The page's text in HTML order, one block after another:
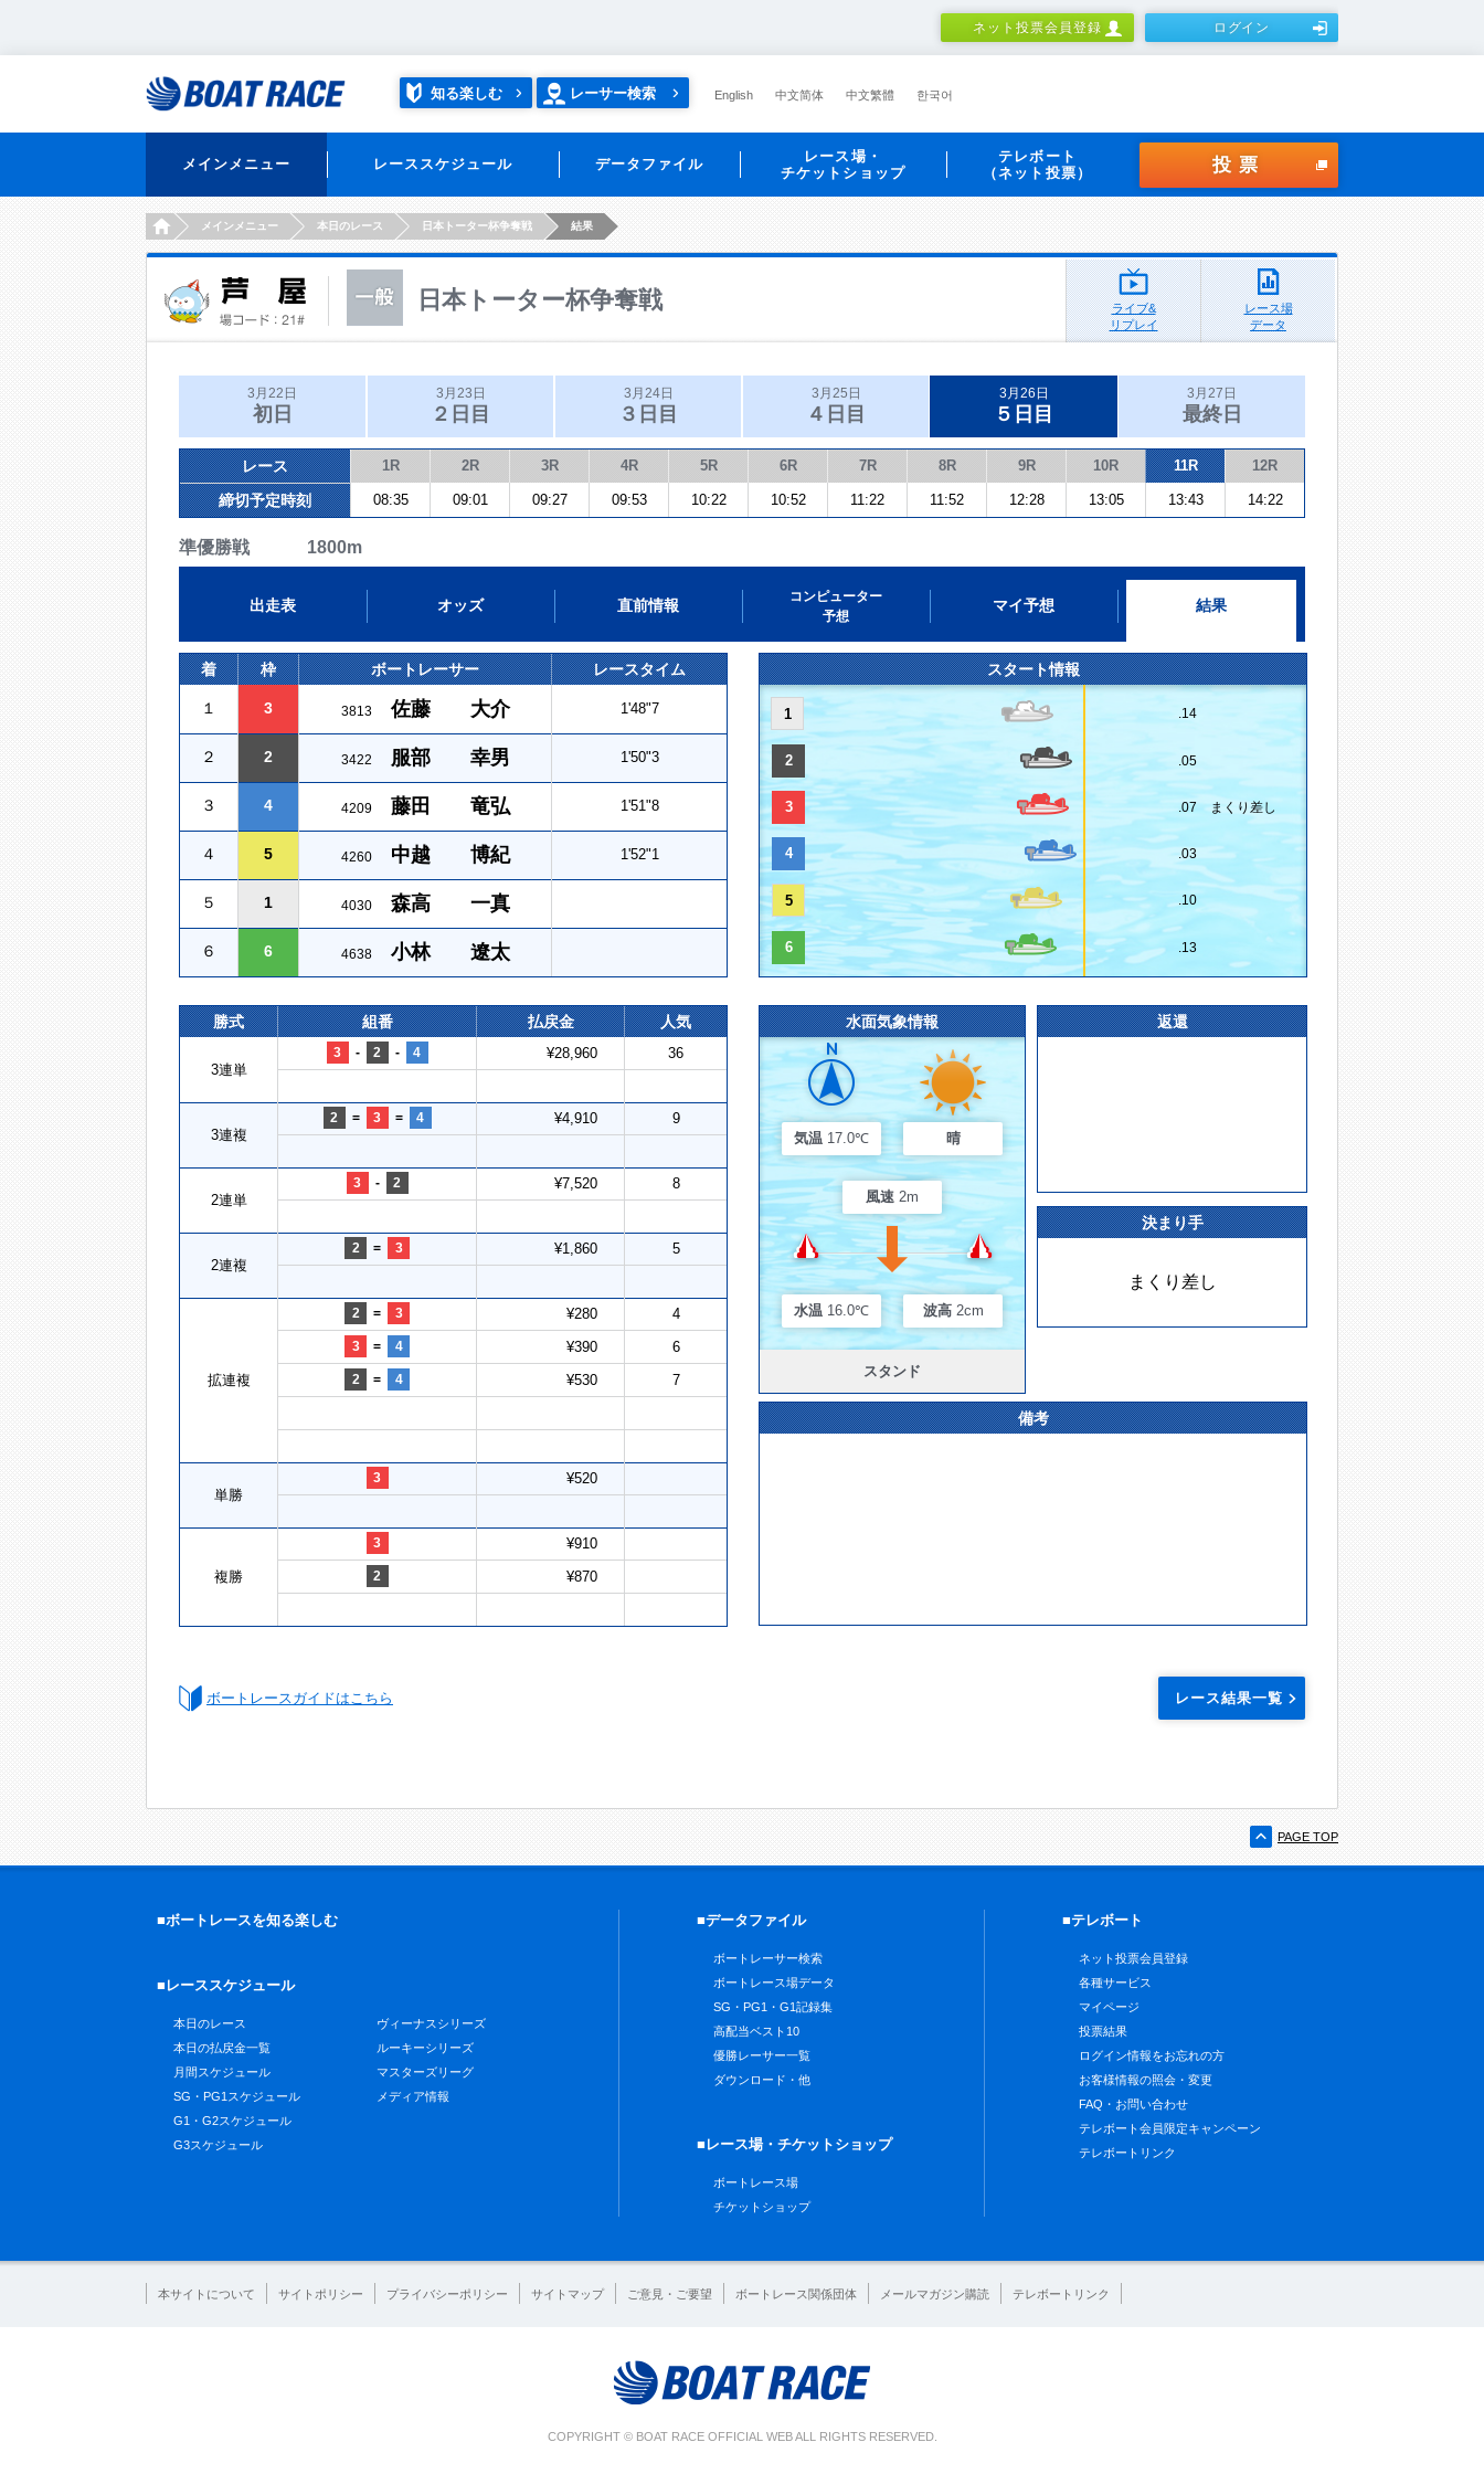
ネット投票会員登録 ログイン
知る楽しむ レーサー検索 English 中文简体 中文繁體 한국어
メインメニュー レーススケジュール データファイル
レース場・
チケットショップ
テレボート
（ネット投票）
投票
HOMEメインメニュー 本日のレース 日本トーター杯争奪戦 結果
日本トーター杯争奪戦
ライブ&
リプレイ
レース場
データ
3月22日
初日
3月23日
２日目
3月24日
３日目
3月25日
４日目
3月26日
５日目
3月27日
最終日
レース 1R 2R 3R 4R 5R 6R 7R 8R 9R 10R 11R 12R
締切予定時刻 08:35 09:01 09:27 09:53 10:22 10:52 11:22 11:52 12:28 13:05 13:43 14:22
準優勝戦 1800m
出走表 オッズ 直前情報
コンピューター
予想
マイ予想 結果
着 枠 ボートレーサー レースタイム
１ 3 3813 佐藤 大介 1'48"7
２ 2 3422 服部 幸男 1'50"3
３ 4 4209 藤田 竜弘 1'51"8
４ 5 4260 中越 博紀 1'52"1
５ 1 4030 森高 一真
６ 6 4638 小林 遼太
スタート情報
1 .14
2 .05
3 .07 まくり差し
4 .03
5 .10
6 .13
勝式 組番 払戻金 人気
3連単
3 - 2 - 4 ¥28,960 36
3連複
2 = 3 = 4 ¥4,910 9
2連単
3 - 2 ¥7,520 8
2連複
2 = 3 ¥1,860 5
拡連複
2 = 3 ¥280 4
3 = 4 ¥390 6
2 = 4 ¥530 7
単勝
3 ¥520
複勝
3 ¥910
2 ¥870
水面気象情報
気温 17.0℃ 晴
風速 2m
水温 16.0℃ 波高 2cm
スタンド
返還
決まり手
まくり差し
備考
ボートレースガイドはこちら レース結果一覧
PAGE TOP
■ボートレースを知る楽しむ
■レーススケジュール
本日のレース
本日の払戻金一覧
月間スケジュール
SG・PG1スケジュール
G1・G2スケジュール
G3スケジュール
ヴィーナスシリーズ
ルーキーシリーズ
マスターズリーグ
メディア情報
■データファイル
ボートレーサー検索
ボートレース場データ
SG・PG1・G1記録集
高配当ベスト10
優勝レーサー一覧
ダウンロード・他
■レース場・チケットショップ
ボートレース場
チケットショップ
■テレボート
ネット投票会員登録
各種サービス
マイページ
投票結果
ログイン情報をお忘れの方
お客様情報の照会・変更
FAQ・お問い合わせ
テレボート会員限定キャンペーン
テレボートリンク
本サイトについて サイトポリシー プライバシーポリシー サイトマップ ご意見・ご要望 ボートレース関係団体 メールマガジン購読 テレボートリンク
COPYRIGHT © BOAT RACE OFFICIAL WEB ALL RIGHTS RESERVED.